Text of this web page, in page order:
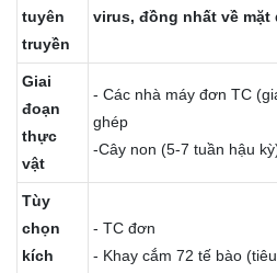
tuyên
truyền
virus, đồng nhất về mặt
Giai
đoạn
thực
vật
- Các nhà máy đơn TC
ghép
-Cây non (5-7 tuần hậu
Tùy
chọn
kích
- TC đơn
- Khay cắm 72 tế bào